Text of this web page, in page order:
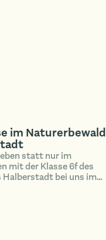
im Naturerbewald
statt nur im
mit der Klasse 6f des
Halberstadt bei uns im